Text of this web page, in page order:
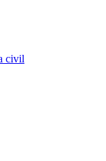
civil